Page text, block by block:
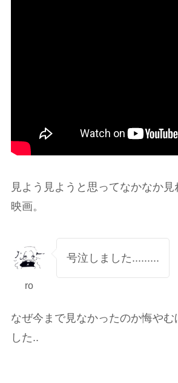
見よう見ようと思ってなかなか見
映画。
ro
号泣しました.........
なぜ今まで見なかったのか悔や
した..